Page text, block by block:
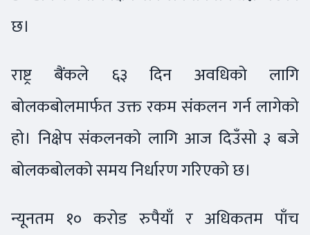
छ।
राष्ट्र बैंकले ६३ दिन अवधिको लागि
बोलकबोलमार्फत उक्त रकम संकलन गर्न लागेको
हो। निक्षेप संकलनको लागि आज दिउँसो ३ बजे
बोलकबोलको समय निर्धारण गरिएको छ।
न्यूनतम १० करोड रुपैयाँ र अधिकतम पाँच